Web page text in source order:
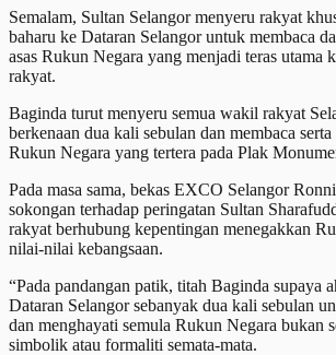
Semalam, Sultan Selangor menyeru rakyat
baharu ke Dataran Selangor untuk membaca
asas Rukun Negara yang menjadi teras utama
rakyat.
Baginda turut menyeru semua wakil rakyat
berkenaan dua kali sebulan dan membaca
Rukun Negara yang tertera pada Plak
Pada masa sama, bekas EXCO Selangor
sokongan terhadap peringatan Sultan
rakyat berhubung kepentingan menegakkan
nilai-nilai kebangsaan.
“Pada pandangan patik, titah Baginda supaya
Dataran Selangor sebanyak dua kali sebulan
dan menghayati semula Rukun Negara bukan
simbolik atau formaliti semata-mata.